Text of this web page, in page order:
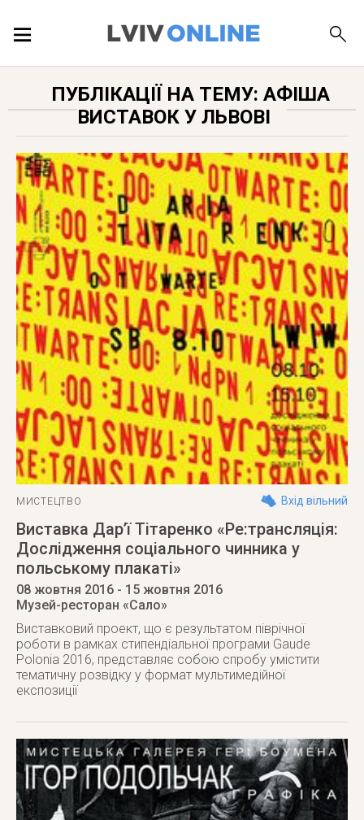
ЛОКАЦІЇ
ПУБЛІКАЦІЇ
ДОВІДКА
ПУБЛІКАЦІЇ НА ТЕМУ: АФІША
ВИСТАВОК У ЛЬВОВІ
МИСТЕЦТВО Вхід вільний
Виставка Дар’ї Тітаренко «Ре:трансляція:
Дослідження соціального чинника у
польському плакаті»
08 жовтня 2016 - 15 жовтня 2016
Музей-ресторан «Сало»
Виставковий проект, що є результатом піврічної
роботи в рамках стипендіальної програми Gaude
Polonia 2016, представляє собою спробу умістити
тематичну розвідку у формат мультимедійної
експозиції